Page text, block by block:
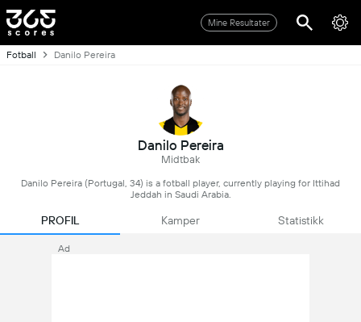
Mine Resultater
Fotball Danilo Pereira
Danilo Pereira
Midtbak
Danilo Pereira (Portugal, 34) is a fotball player, currently playing for Ittihad
Jeddah in Saudi Arabia.
PROFIL Kamper Statistikk
Ad